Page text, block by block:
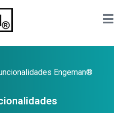
Engeman®